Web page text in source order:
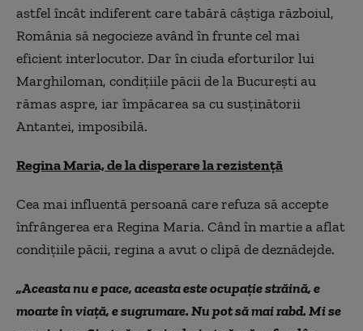
astfel încât indiferent care tabără câştiga războiul,
România să negocieze având în frunte cel mai
eficient interlocutor. Dar în ciuda eforturilor lui
Marghiloman, condiţiile păcii de la Bucureşti au
rămas aspre, iar împăcarea sa cu susţinătorii
Antantei, imposibilă.
Regina Maria, de la disperare la rezistență
Cea mai influentă persoană care refuza să accepte
înfrângerea era Regina Maria. Când în martie a aflat
condiţiile păcii, regina a avut o clipă de deznădejde.
„Aceasta nu e pace, aceasta este ocupaţie străină, e
moarte în viaţă, e sugrumare. Nu pot să mai rabd. Mi se